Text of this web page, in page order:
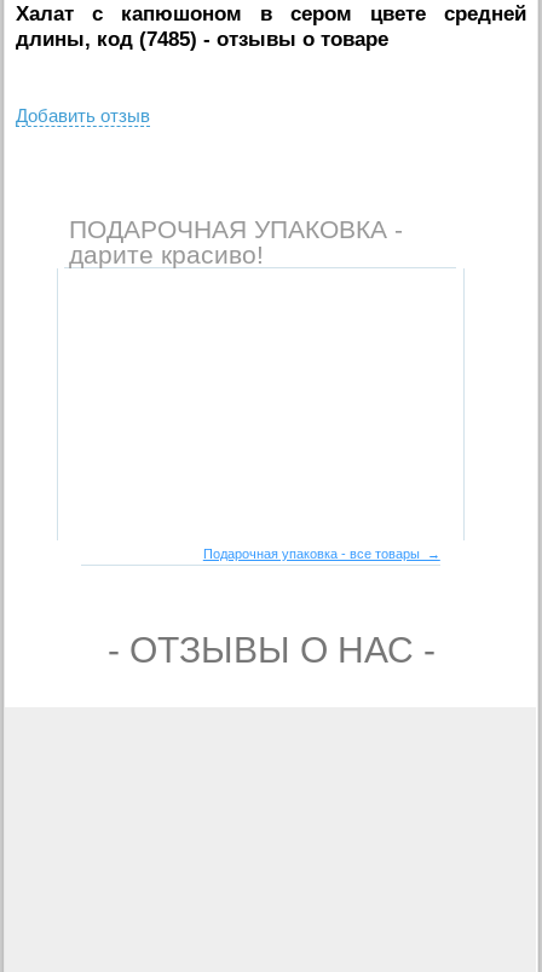
Халат с капюшоном в сером цвете средней
длины, код (7485) - отзывы о товаре
Добавить отзыв
ПОДАРОЧНАЯ УПАКОВКА -
дарите красиво!
Подарочная упаковка - все товары →
- ОТЗЫВЫ О НАС -